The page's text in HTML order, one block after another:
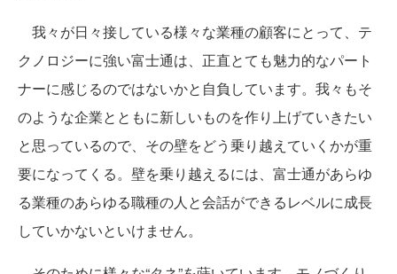
我々が日々接している様々な業種の顧客にとって、テ
クノロジーに強い富士通は、正直とても魅力的なパート
ナーに感じるのではないかと自負しています。我々もそ
のような企業とともに新しいものを作り上げていきたい
と思っているので、その壁をどう乗り越えていくかが重
要になってくる。壁を乗り越えるには、富士通があらゆ
る業種のあらゆる職種の人と会話ができるレベルに成長
していかないといけません。